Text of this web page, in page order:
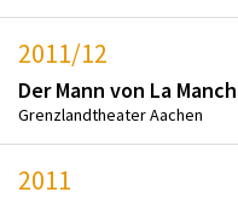
2011/12
Der Mann von La
Grenzlandtheater Aachen
2011